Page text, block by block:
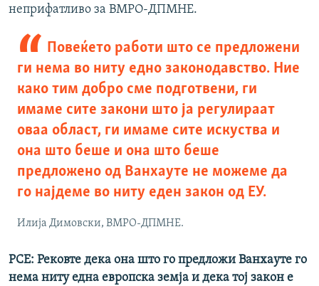
неприфатливо за ВМРО-ДПМНЕ.
Повеќето работи што се предложени
ги нема во ниту едно законодавство. Ние
како тим добро сме подготвени, ги
имаме сите закони што ја регулираат
оваа област, ги имаме сите искуства и
она што беше и она што беше
предложено од Ванхауте не можеме да
го најдеме во ниту еден закон од ЕУ.
Илија Димовски, ВМРО-ДПМНЕ.
РСЕ: Рековте дека она што го предложи Ванхауте го
нема ниту една европска земја и дека тој закон е